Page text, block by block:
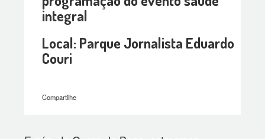
integral
Local: Parque Jornalista Eduardo
Couri
Compartilhe